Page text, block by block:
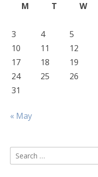
M
T W
3
4 5
10
11 12
17
18 19
24
25 26
31
« May
Search
for: